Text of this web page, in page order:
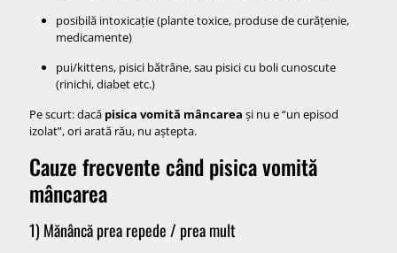
posibilă intoxicație (plante toxice, produse de curățenie,
medicamente)
pui/kittens, pisici bătrâne, sau pisici cu boli cunoscute
(rinichi, diabet etc.)
Pe scurt: dacă pisica vomită mâncarea și nu e “un episod
izolat”, ori arată rău, nu aștepta.
Cauze frecvente când pisica vomită
mâncarea
1) Mănâncă prea repede / prea mult